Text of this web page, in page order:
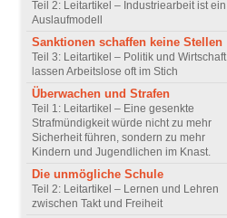
Teil 2: Leitartikel – Industriearbeit ist ein
Auslaufmodell
Sanktionen schaffen keine Stellen
Teil 3: Leitartikel – Politik und Wirtschaft
lassen Arbeitslose oft im Stich
Überwachen und Strafen
Teil 1: Leitartikel – Eine gesenkte
Strafmündigkeit würde nicht zu mehr
Sicherheit führen, sondern zu mehr
Kindern und Jugendlichen im Knast.
Die unmögliche Schule
Teil 2: Leitartikel – Lernen und Lehren
zwischen Takt und Freiheit